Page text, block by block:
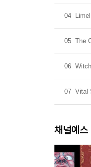
04
05 The
06
07 Vital
채널예스